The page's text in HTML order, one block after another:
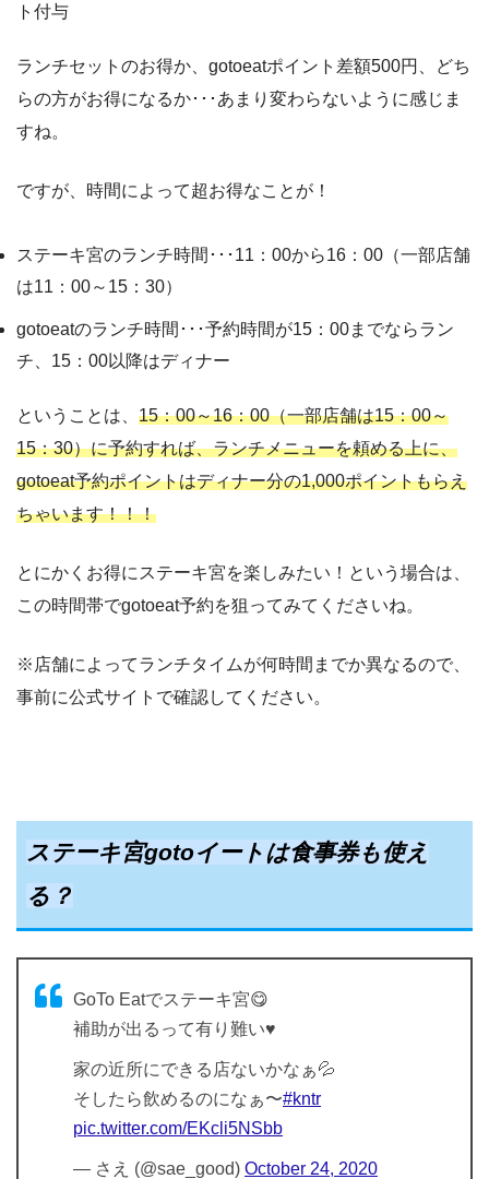
ト付与
ランチセットのお得か、gotoeatポイント差額500円、どち
らの方がお得になるか･･･あまり変わらないように感じま
すね。
ですが、時間によって超お得なことが！
ステーキ宮のランチ時間･･･11：00から16：00（一部店舗
は11：00～15：30）
gotoeatのランチ時間･･･予約時間が15：00までならラン
チ、15：00以降はディナー
ということは、 15：00～16：00（一部店舗は15：00～
15：30）に予約すれば、ランチメニューを頼める上に、
gotoeat予約ポイントはディナー分の1,000ポイントもらえ
ちゃいます！！！
とにかくお得にステーキ宮を楽しみたい！という場合は、
この時間帯でgotoeat予約を狙ってみてくださいね。
※店舗によってランチタイムが何時間までか異なるので、
事前に公式サイトで確認してください。
ステーキ宮gotoイートは食事券も使え
る？
GoTo Eatでステーキ宮😋
補助が出るって有り難い♥️
家の近所にできる店ないかなぁ💦
そしたら飲めるのになぁ〜#kntr
pic.twitter.com/EKcli5NSbb
— さえ (@sae_good) October 24, 2020